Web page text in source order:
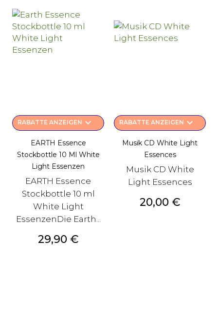
RABATTE ANZEIGEN keyboard_arrow_down
EARTH Essence
Stockbottle 10 Ml White
Light Essenzen
EARTH Essence
Stockbottle 10 ml
White Light
EssenzenDie Earth...
Preis
29,90 €
RABATTE ANZEIGEN keyboard_arrow_down
Musik CD White Light
Essences
Musik CD White
Light Essences
Preis
20,00 €